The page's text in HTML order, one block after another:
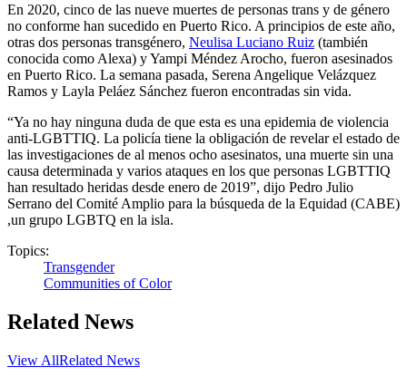
En 2020, cinco de las nueve muertes de personas trans y de género
no conforme han sucedido en Puerto Rico. A principios de este año,
otras dos personas transgénero, Neulisa Luciano Ruiz (también
conocida como Alexa) y Yampi Méndez Arocho, fueron asesinados
en Puerto Rico. La semana pasada, Serena Angelique Velázquez
Ramos y Layla Peláez Sánchez fueron encontradas sin vida.
“Ya no hay ninguna duda de que esta es una epidemia de violencia
anti-LGBTTIQ. La policía tiene la obligación de revelar el estado de
las investigaciones de al menos ocho asesinatos, una muerte sin una
causa determinada y varios ataques en los que personas LGBTTIQ
han resultado heridas desde enero de 2019”, dijo Pedro Julio
Serrano del Comité Amplio para la búsqueda de la Equidad (CABE)
,un grupo LGBTQ en la isla.
Topics:
Transgender
Communities of Color
Related News
View AllRelated News